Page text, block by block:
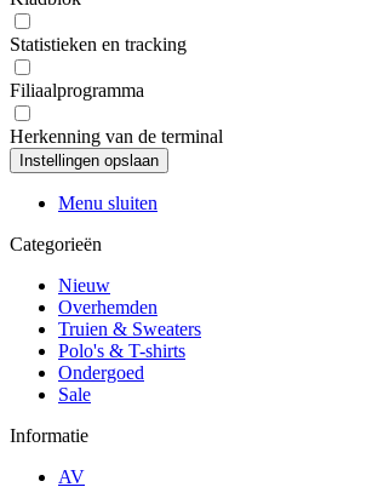
Statistieken en tracking
Filiaalprogramma
Herkenning van de terminal
Menu sluiten
Categorieën
Nieuw
Overhemden
Truien & Sweaters
Polo's & T-shirts
Ondergoed
Sale
Informatie
AV